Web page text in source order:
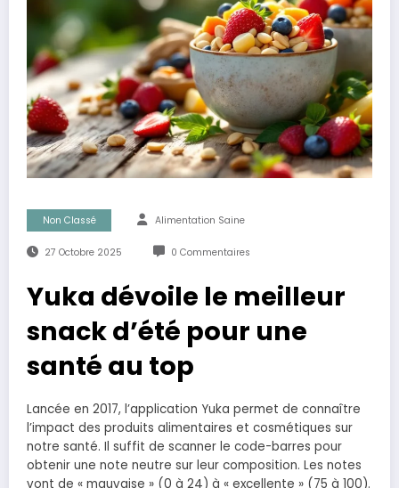
Non Classé Alimentation Saine
27 Octobre 2025 0 Commentaires
Yuka dévoile le meilleur
snack d’été pour une
santé au top
Lancée en 2017, l’application Yuka permet de connaître
l’impact des produits alimentaires et cosmétiques sur
notre santé. Il suffit de scanner le code-barres pour
obtenir une note neutre sur leur composition. Les notes
vont de « mauvaise » (0 à 24) à « excellente » (75 à 100).